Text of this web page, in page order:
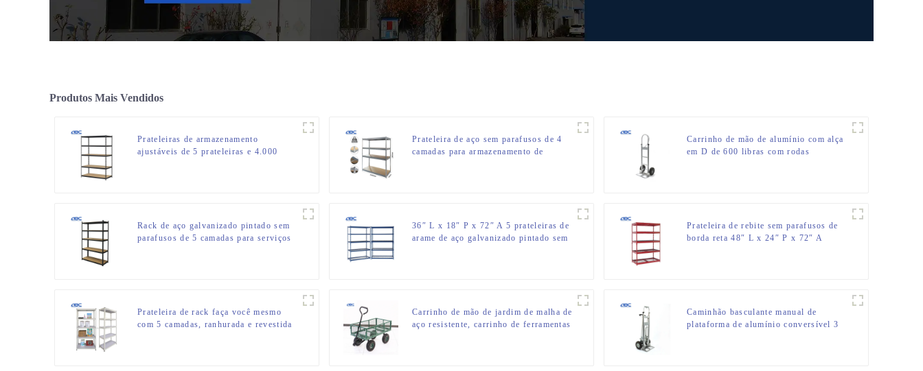
Produtos Mais Vendidos
Prateleiras de armazenamento
ajustáveis de 5 prateleiras e 4.000
Prateleira de aço sem parafusos de 4
camadas para armazenamento de
Carrinho de mão de alumínio com alça
em D de 600 libras com rodas
Rack de aço galvanizado pintado sem
parafusos de 5 camadas para serviços
36″ L x 18″ P x 72″ A 5 prateleiras de
arame de aço galvanizado pintado sem
Prateleira de rebite sem parafusos de
borda reta 48″ L x 24″ P x 72″ A
Prateleira de rack faça você mesmo
com 5 camadas, ranhurada e revestida
Carrinho de mão de jardim de malha de
aço resistente, carrinho de ferramentas
Caminhão basculante manual de
plataforma de alumínio conversível 3